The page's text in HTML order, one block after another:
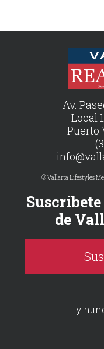
Av.
Local
Puerto
© Vallarta Lifestyles
de
y